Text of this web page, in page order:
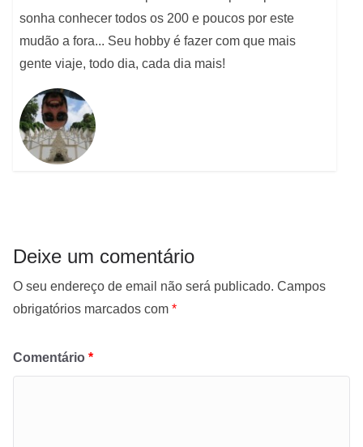
sonha conhecer todos os 200 e poucos por este
mudão a fora... Seu hobby é fazer com que mais
gente viaje, todo dia, cada dia mais!
Deixe um comentário
O seu endereço de email não será publicado. Campos
obrigatórios marcados com *
Comentário *